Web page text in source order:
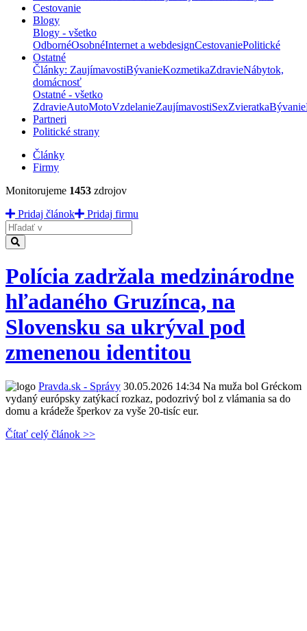
Cestovanie
Blogy
Blogy - všetko
OdbornéOsobnéInternet a webdesignCestovaniePolitické
Ostatné
Články: ZaujímavostiBývanieKozmetikaZdravieNábytok,
domácnosť
Ostatné - všetko
ZdravieAutoMotoVzdelanieZaujímavostiSexZvieratkaBývanie
Partneri
Politické strany
Články
Firmy
Monitorujeme 1453 zdrojov
Pridaj článok
Pridaj firmu
Hladať
Polícia zadržala medzinárodne
hľadaného Gruzínca, na
Slovensku sa ukrýval pod
zmenenou identitou
Pravda.sk - Správy 30.05.2026 14:34 Na muža bol Gréckom
vydaný európsky zatýkací rozkaz, podozrivý bol z vlámania sa do
domu a krádeže šperkov za vyše 20-tisíc eur.
Čítať celý článok >>